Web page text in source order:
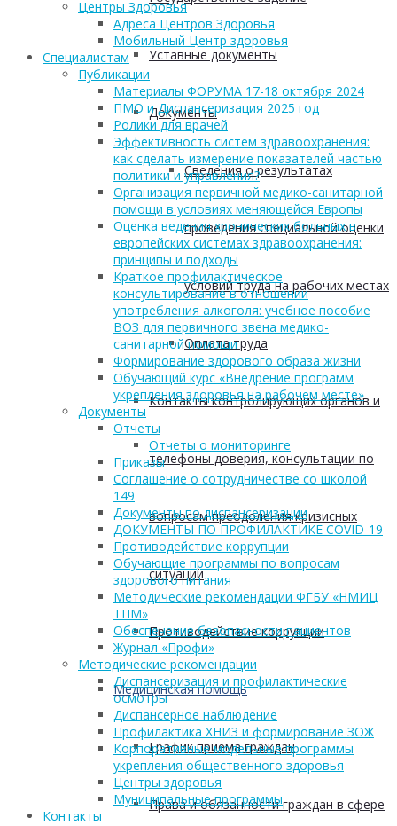
Уставные документы
Документы
Сведения о результатах
проведения специальной оценки
условий труда на рабочих местах
Оплата труда
Контакты контролирующих органов и
телефоны доверия, консультации по
вопросам преодоления кризисных
ситуаций
Противодействие коррупции
Медицинская помощь
График приема граждан
Права и обязанности граждан в сфере
Центры Здоровья
Адреса Центров Здоровья
Мобильный Центр здоровья
Cпециалистам
Публикации
Материалы ФОРУМА 17-18 октября 2024
ПМО и Диспансеризация 2025 год
Ролики для врачей
Эффективность систем здравоохранения:
как сделать измерение показателей частью
политики и управления?
Организация первичной медико-санитарной
помощи в условиях меняющейся Европы
Оценка ведения хронических больных в
европейских системах здравоохранения:
принципы и подходы
Краткое профилактическое
консультирование в отношении
употребления алкоголя: учебное пособие
ВОЗ для первичного звена медико-
санитарной помощи
Формирование здорового образа жизни
Обучающий курс «Внедрение программ
укрепления здоровья на рабочем месте»
Документы
Отчеты
Отчеты о мониторинге
Приказы
Соглашение о сотрудничестве со школой
149
Документы по диспансеризации
ДОКУМЕНТЫ ПО ПРОФИЛАКТИКЕ COVID-19
Противодействие коррупции
Обучающие программы по вопросам
здорового питания
Методические рекомендации ФГБУ «НМИЦ
ТПМ»
Обеспечение безопасности пациентов
Журнал «Профи»
Методические рекомендации
Диспансеризация и профилактические
осмотры
Диспансерное наблюдение
Профилактика ХНИЗ и формирование ЗОЖ
Корпоративные модельные программы
укрепления общественного здоровья
Центры здоровья
Муниципальные программы
Контакты